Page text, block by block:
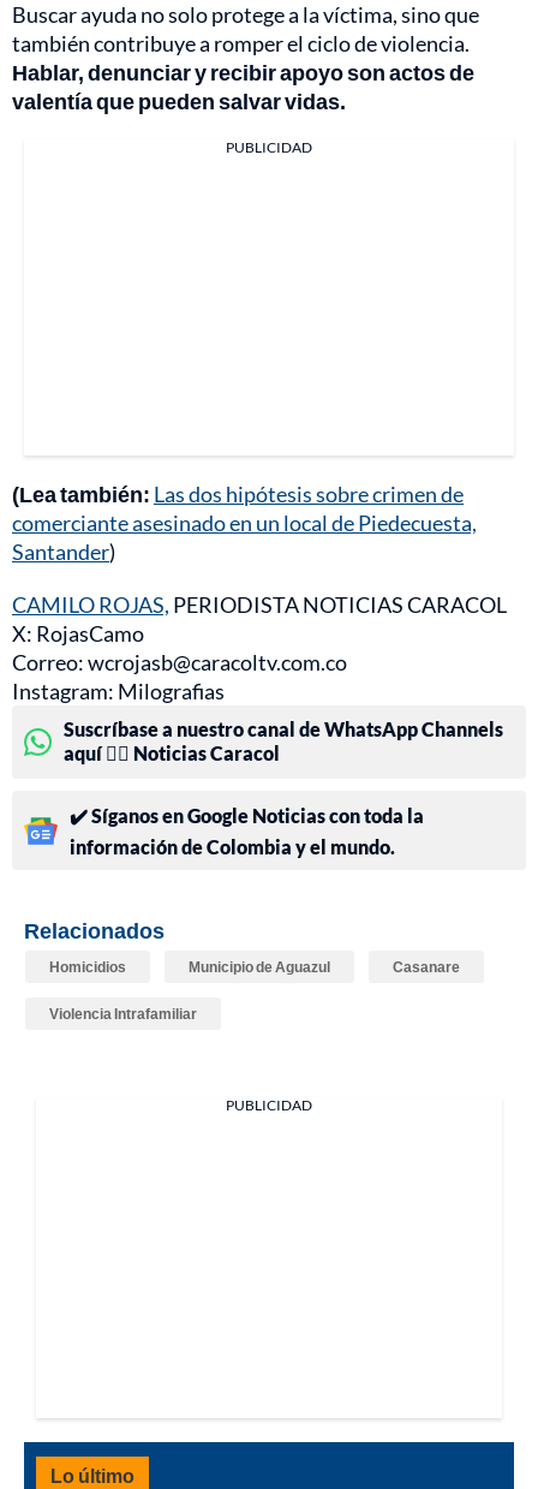
Buscar ayuda no solo protege a la víctima, sino que
también contribuye a romper el ciclo de violencia.
Hablar, denunciar y recibir apoyo son actos de
valentía que pueden salvar vidas.
PUBLICIDAD
(Lea también: Las dos hipótesis sobre crimen de
comerciante asesinado en un local de Piedecuesta,
Santander)
CAMILO ROJAS, PERIODISTA NOTICIAS CARACOL
X: RojasCamo
Correo: wcrojasb@caracoltv.com.co
Instagram: Milografias
Suscríbase a nuestro canal de WhatsApp Channels
aquí 👉🏻 Noticias Caracol
✔️ Síganos en Google Noticias con toda la
información de Colombia y el mundo.
Relacionados
Homicidios Municipio de Aguazul Casanare
Violencia Intrafamiliar
PUBLICIDAD
Lo último